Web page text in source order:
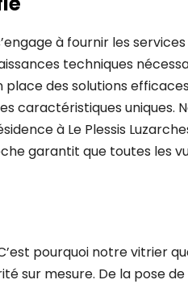
à fournir les services
techniques
des solutions
caractéristiques uniques.
à Le Plessis
garantit que toutes les
pourquoi notre vitrier
sur mesure. De la pose